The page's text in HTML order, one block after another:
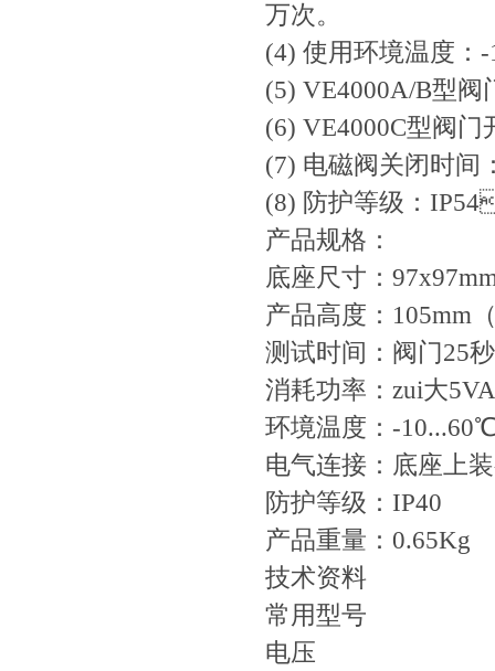
万次。
(4) 使用环境温度：-
(5) VE4000A/B型阀
(6) VE4000C型阀门
(7) 电磁阀关闭时间
(8) 防护等级：
产品规格：
底座尺寸：
产品高度：
测试时间：阀门25秒
消耗功率：zui大5VA
环境温度：-
电气连接：底座
防护等级：IP40
产品重量：0.65Kg
技术资料
常用型号
电压